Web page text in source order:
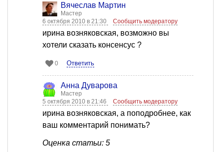
Вячеслав Мартин
Мастер
6 октября 2010 в 21:30
Сообщить модератору
ирина возняковская, возможно вы
хотели сказать консенсус ?
0 Ответить
Анна Дуварова
Мастер
5 октября 2010 в 21:46
Сообщить модератору
ирина возняковская, а поподробнее, как
ваш комментарий понимать?
Оценка статьи: 5